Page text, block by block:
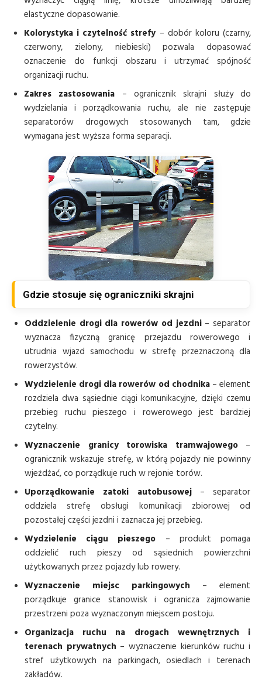
elastyczne dopasowanie.
Kolorystyka i czytelność strefy – dobór koloru (czarny,
czerwony, zielony, niebieski) pozwala dopasować
oznaczenie do funkcji obszaru i utrzymać spójność
organizacji ruchu.
Zakres zastosowania – ogranicznik skrajni służy do
wydzielania i porządkowania ruchu, ale nie zastępuje
separatorów drogowych stosowanych tam, gdzie
wymagana jest wyższa forma separacji.
Gdzie stosuje się ograniczniki skrajni
Oddzielenie drogi dla rowerów od jezdni– separator
wyznacza fizyczną granicę przejazdu rowerowego i
utrudnia wjazd samochodu w strefę przeznaczoną dla
rowerzystów.
Wydzielenie drogi dla rowerów od chodnika– element
rozdziela dwa sąsiednie ciągi komunikacyjne, dzięki czemu
przebieg ruchu pieszego i rowerowego jest bardziej
czytelny.
Wyznaczenie granicy torowiska tramwajowego–
ogranicznik wskazuje strefę, w którą pojazdy nie powinny
wjeżdżać, co porządkuje ruch w rejonie torów.
Uporządkowanie zatoki autobusowej– separator
oddziela strefę obsługi komunikacji zbiorowej od
pozostałej części jezdni i zaznacza jej przebieg.
Wydzielenie ciągu pieszego – produkt pomaga
oddzielić ruch pieszy od sąsiednich powierzchni
użytkowanych przez pojazdy lub rowery.
Wyznaczenie miejsc parkingowych – element
porządkuje granice stanowisk i ogranicza zajmowanie
przestrzeni poza wyznaczonym miejscem postoju.
Organizacja ruchu na drogach wewnętrznych i
terenach prywatnych – wyznaczenie kierunków ruchu i
stref użytkowych na parkingach, osiedlach i terenach
zakładów.